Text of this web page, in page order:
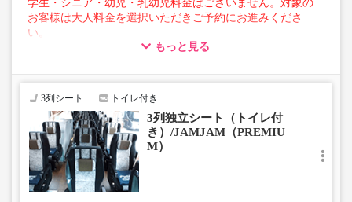
学生・シニア・幼児・乳幼児料金はございません。対象の
お客様は大人料金を選択いただきご予約にお進みくださ
い。
■トランクにてお預かりできる荷物
・3辺合計160cm以内、かつ10kg以下のものをおひとり様1
■お預かりできない荷物（貴重品以外は車内持ち込みも不
可）
楽器・自転車（折りたたみ含む）・ボード等の大きな荷
物、壊れ物、危険物、貴重品、ペット、
上記「トランクにてお預かりできる荷物」の条件を満たさ
もっと見る
3列シート トイレ付き
3列独立シート（トイレ付
き）/JAMJAM（PREMIU
M）